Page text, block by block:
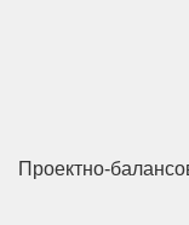
Проектно-